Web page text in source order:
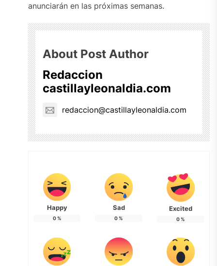
anunciarán en las próximas semanas.
About Post Author
Redaccion
castillayleonaldia.com
redaccion@castillayleonaldia.com
Happy
0%
Sad
0%
Excited
0%